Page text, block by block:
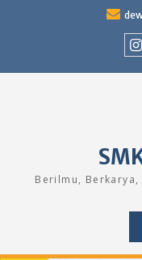
Berilmu,